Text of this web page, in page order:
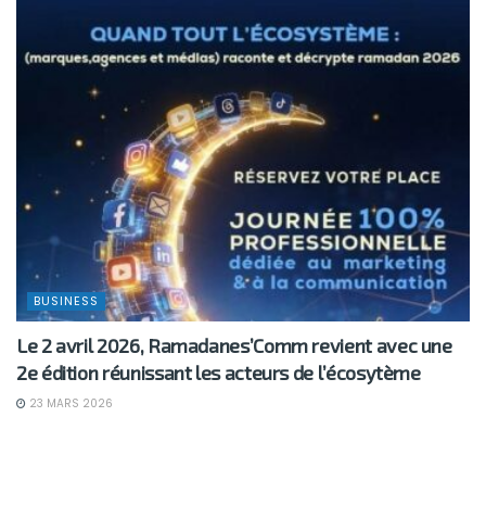
BUSINESS
Le 2 avril 2026, Ramadanes’Comm revient avec une
2e édition réunissant les acteurs de l’écosytème
23 MARS 2026